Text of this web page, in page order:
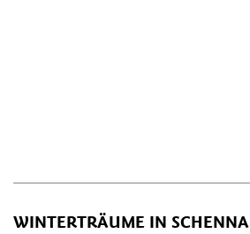
WINTERTRÄUME IN SCHENNA